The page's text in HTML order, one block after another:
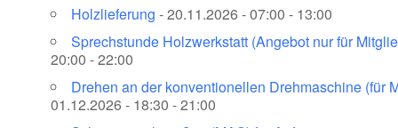
Holzlieferung - 20.11.2026 - 07:00 - 13:00
Sprechstunde Holzwerkstatt (Angebot nur für
20:00 - 22:00
Drehen an der konventionellen Drehmaschine (für
01.12.2026 - 18:30 - 21:00